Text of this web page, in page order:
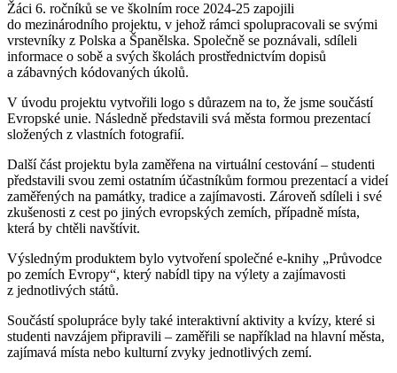
Žáci 6. ročníků se ve školním roce 2024-25 zapojili
do mezinárodního projektu, v jehož rámci spolupracovali se svými
vrstevníky z Polska a Španělska. Společně se poznávali, sdíleli
informace o sobě a svých školách prostřednictvím dopisů
a zábavných kódovaných úkolů.
V úvodu projektu vytvořili logo s důrazem na to, že jsme součástí
Evropské unie. Následně představili svá města formou prezentací
složených z vlastních fotografií.
Další část projektu byla zaměřena na virtuální cestování – studenti
představili svou zemi ostatním účastníkům formou prezentací a videí
zaměřených na památky, tradice a zajímavosti. Zároveň sdíleli i své
zkušenosti z cest po jiných evropských zemích, případně místa,
která by chtěli navštívit.
Výsledným produktem bylo vytvoření společné e-knihy „Průvodce
po zemích Evropy“, který nabídl tipy na výlety a zajímavosti
z jednotlivých států.
Součástí spolupráce byly také interaktivní aktivity a kvízy, které si
studenti navzájem připravili – zaměřili se například na hlavní města,
zajímavá místa nebo kulturní zvyky jednotlivých zemí.